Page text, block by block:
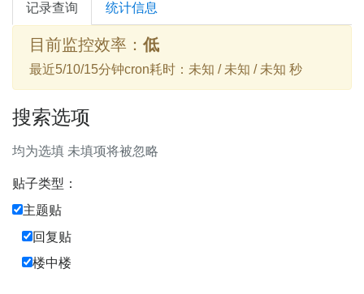
记录查询 统计信息
目前监控效率： 低
最近5/10/15分钟cron耗时：未知 / 未知 / 未知 秒
搜索选项
均为选填 未填项将被忽略
贴子类型：
主题贴
回复贴
楼中楼